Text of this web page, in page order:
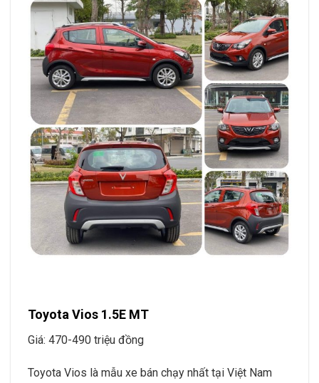
Toyota Vios 1.5E MT
Giá: 470-490 triệu đồng
Toyota Vios là mẫu xe bán chạy nhất tại Việt Nam